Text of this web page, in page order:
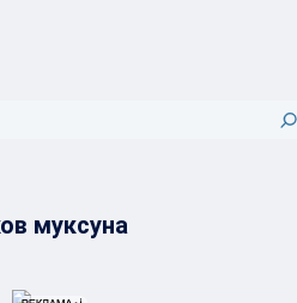
муксуна